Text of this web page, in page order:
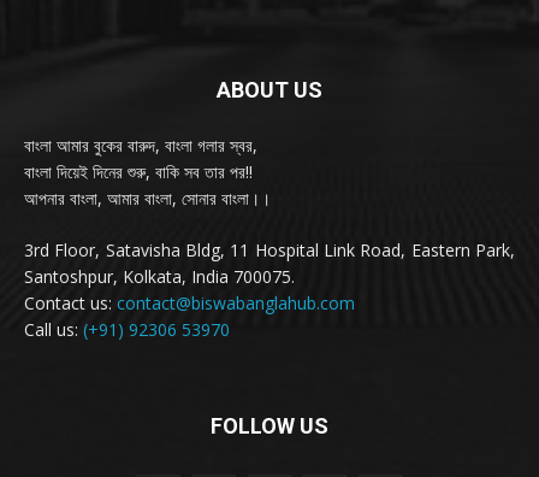
ABOUT US
বাংলা আমার বুকের বারুদ, বাংলা গলার স্বর,
বাংলা দিয়েই দিনের শুরু, বাকি সব তার পর!!
আপনার বাংলা, আমার বাংলা, সোনার বাংলা।।
3rd Floor, Satavisha Bldg, 11 Hospital Link Road, Eastern Park,
Santoshpur, Kolkata, India 700075.
Contact us: contact@biswabanglahub.com
Call us: (+91) 92306 53970
FOLLOW US